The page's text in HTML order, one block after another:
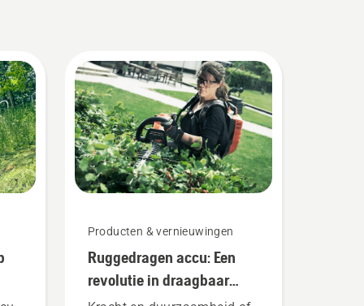
Producten & vernieuwingen
Ruggedragen accu: Een
revolutie in draagbaar
elektrisch gereedschap